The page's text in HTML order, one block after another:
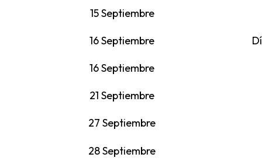
15 Septiembre
16 Septiembre
16 Septiembre
21 Septiembre
27 Septiembre
28 Septiembre